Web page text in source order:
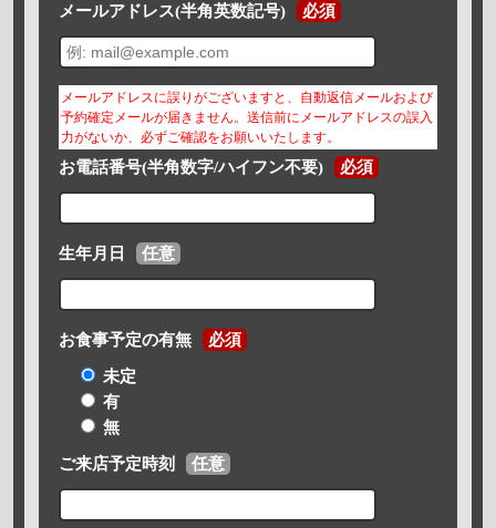
メールアドレス(半角英数記号) 必須
メールアドレスに誤りがございますと、自動返信メールおよび
予約確定メールが届きません。送信前にメールアドレスの誤入
力がないか、必ずご確認をお願いいたします。
お電話番号(半角数字/ハイフン不要) 必須
生年月日 任意
お食事予定の有無 必須
未定
有
無
ご来店予定時刻 任意